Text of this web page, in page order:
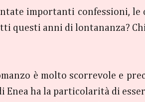
importanti confessioni, le
questi anni di lontananza?
è molto scorrevole e
Enea ha la particolarità di